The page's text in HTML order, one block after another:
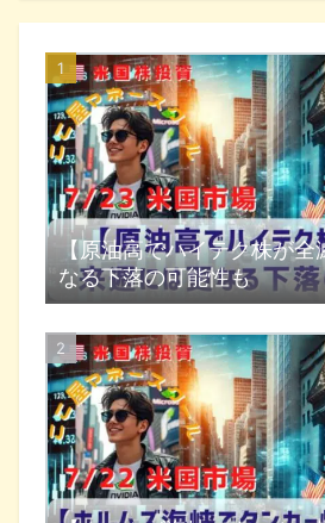
【原油高でハイテク株が
なる下落の可能性も